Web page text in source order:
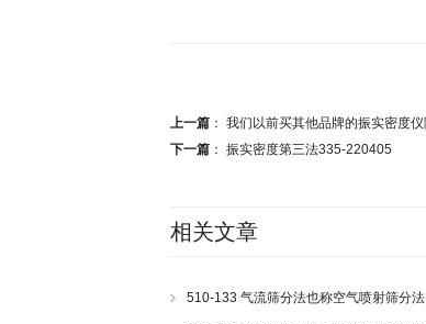
上一篇 ： 我们以前买其他品牌的振实密度
下一篇 ： 振实密度第三法335-220405
相关文章
510-133 气流筛分法也称空气喷射筛分法